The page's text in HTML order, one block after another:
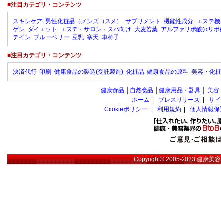
■注目カテゴリ・コンテンツ
スキンケア 男性化粧品（メンズコスメ） サプリメント 機能性成分 エステ
ゲン ダイエット エステ・サロン・スパ向け 大麦若葉 アルファリポ酸(αリポ
テイン ブルーベリー 豆乳 寒天 車椅子
■注目カテゴリ・コンテンツ
決済代行 印刷 健康食品の製造(受託製造) 化粧品 健康食品の原料 美容・化
健康食品 自然食品 健康用品・器具 美容
ホーム
プレスリリース
サ
Cookieポリシー
利用規約 個人情報
Copyright© 2005-2023健康美